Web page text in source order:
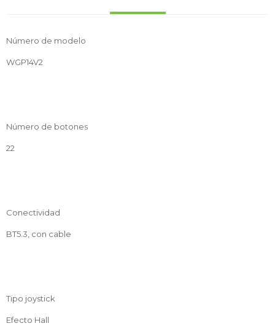
Número de modelo
WGP14V2
Número de botones
22
Conectividad
BT5.3, con cable
Tipo joystick
Efecto Hall